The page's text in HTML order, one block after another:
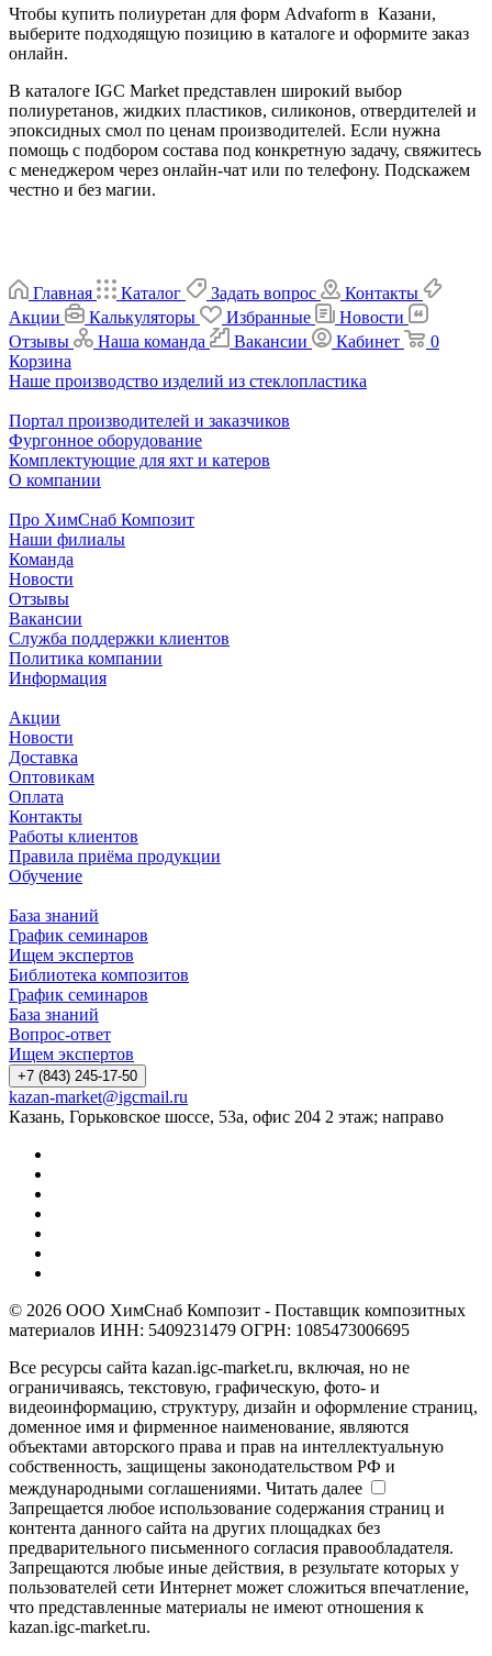
Чтобы купить полиуретан для форм Advaform в Казани,
выберите подходящую позицию в каталоге и оформите заказ
онлайн.
В каталоге IGC Market представлен широкий выбор
полиуретанов, жидких пластиков, силиконов, отвердителей и
эпоксидных смол по ценам производителей. Если нужна
помощь с подбором состава под конкретную задачу, свяжитесь
с менеджером через онлайн-чат или по телефону. Подскажем
честно и без магии.
Главная Каталог Задать вопрос
Контакты
Акции
Калькуляторы Избранные
Новости
Отзывы
Наша команда Вакансии Кабинет
0
Корзина
Наше производство изделий из стеклопластика
Портал производителей и заказчиков
Фургонное оборудование
Комплектующие для яхт и катеров
О компании
Про ХимСнаб Композит
Наши филиалы
Команда
Новости
Отзывы
Вакансии
Служба поддержки клиентов
Политика компании
Информация
Акции
Новости
Доставка
Оптовикам
Оплата
Контакты
Работы клиентов
Правила приёма продукции
Обучение
База знаний
График семинаров
Ищем экспертов
Библиотека композитов
График семинаров
База знаний
Вопрос-ответ
Ищем экспертов
+7 (843) 245-17-50
kazan-market@igcmail.ru
Казань, ​Горьковское шоссе, 53а, офис 204 2 этаж; направо
© 2026 ООО ХимСнаб Композит - Поставщик композитных
материалов ИНН: 5409231479 ОГРН: 1085473006695
Все ресурсы сайта kazan.igc-market.ru, включая, но не
ограничиваясь, текстовую, графическую, фото- и
видеоинформацию, структуру, дизайн и оформление страниц,
доменное имя и фирменное наименование, являются
объектами авторского права и прав на интеллектуальную
собственность, защищены законодательством РФ и
международными соглашениями. Читать далее
Запрещается любое использование содержания страниц и
контента данного сайта на других площадках без
предварительного письменного согласия правообладателя.
Запрещаются любые иные действия, в результате которых у
пользователей сети Интернет может сложиться впечатление,
что представленные материалы не имеют отношения к
kazan.igc-market.ru.